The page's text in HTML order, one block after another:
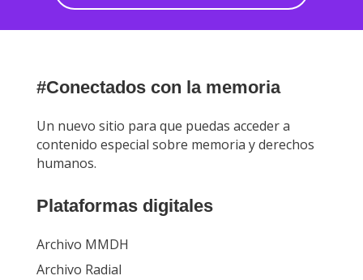
#Conectados con la memoria
Un nuevo sitio para que puedas acceder a
contenido especial sobre memoria y derechos
humanos.
Plataformas digitales
Archivo MMDH
Archivo Radial